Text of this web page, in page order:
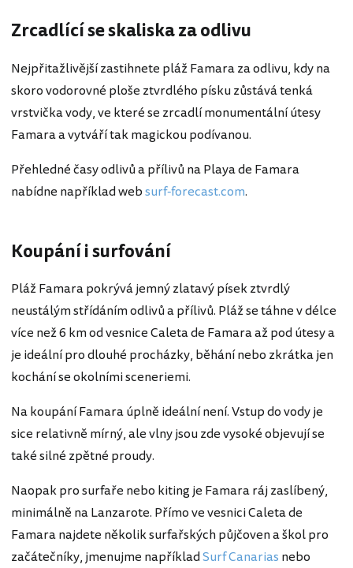
Zrcadlící se skaliska za odlivu
Nejpřitažlivější zastihnete pláž Famara za odlivu, kdy na
skoro vodorovné ploše ztvrdlého písku zůstává tenká
vrstvička vody, ve které se zrcadlí monumentální útesy
Famara a vytváří tak magickou podívanou.
Přehledné časy odlivů a přílivů na Playa de Famara
nabídne například websurf-forecast.com.
Koupání i surfování
Pláž Famara pokrývá jemný zlatavý písek ztvrdlý
neustálým střídáním odlivů a přílivů. Pláž se táhne v délce
více než 6 km od vesnice Caleta de Famara až pod útesy a
je ideální pro dlouhé procházky, běhání nebo zkrátka jen
kochání se okolními sceneriemi.
Na koupání Famara úplně ideální není. Vstup do vody je
sice relativně mírný, ale vlny jsou zde vysoké objevují se
také silné zpětné proudy.
Naopak pro surfaře nebo kiting je Famara ráj zaslíbený,
minimálně na Lanzarote. Přímo ve vesnici Caleta de
Famara najdete několik surfařských půjčoven a škol pro
začátečníky, jmenujme napříkladSurf Canarias nebo